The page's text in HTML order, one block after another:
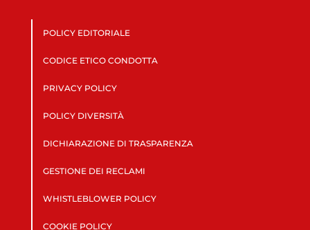
POLICY EDITORIALE
CODICE ETICO CONDOTTA
PRIVACY POLICY
POLICY DIVERSITÀ
DICHIARAZIONE DI TRASPARENZA
GESTIONE DEI RECLAMI
WHISTLEBLOWER POLICY
COOKIE POLICY